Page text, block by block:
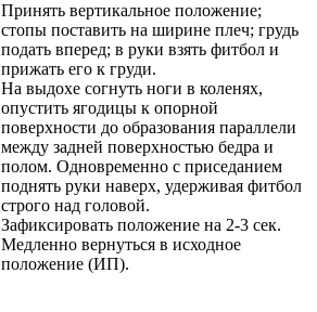
Принять вертикальное положение;
стопы поставить на ширине плеч; грудь
подать вперед; в руки взять фитбол и
прижать его к груди.
На выдохе согнуть ноги в коленях,
опустить ягодицы к опорной
поверхности до образования параллели
между задней поверхностью бедра и
полом. Одновременно с приседанием
поднять руки наверх, удерживая фитбол
строго над головой.
Зафиксировать положение на 2-3 сек.
Медленно вернуться в исходное
положение (ИП).